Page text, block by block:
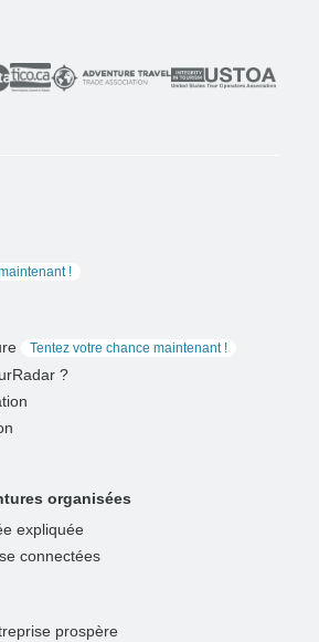
!
Tentez votre chance maintenant !
?
organisées
expliquée
connectées
prospère